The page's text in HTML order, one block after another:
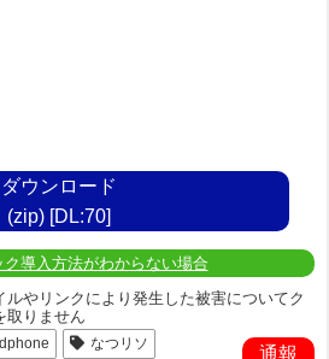
ダウンロード
(zip) [DL:70]
ク導入方法がわからない場合
やリンクにより発生した被害についてク
取りません
通報
なつリソ